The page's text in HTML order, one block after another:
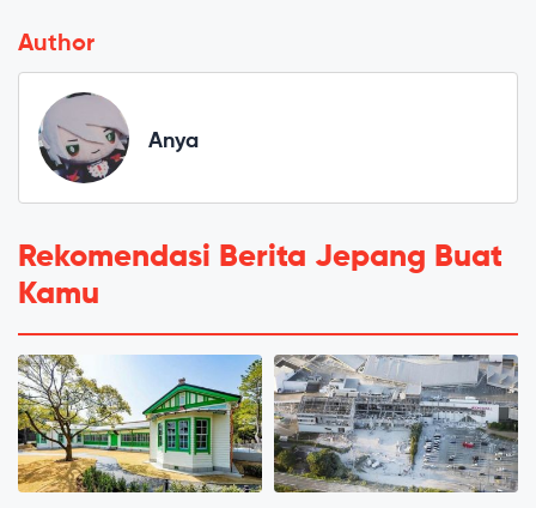
Author
Anya
Rekomendasi Berita Jepang Buat
Kamu